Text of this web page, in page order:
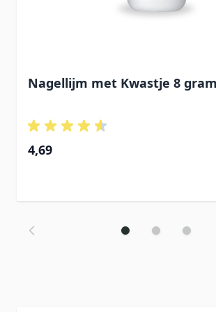
Nagellijm met Kwastje 8 gram
4,69